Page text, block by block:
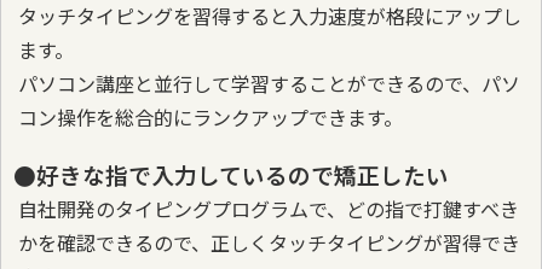
タッチタイピングを習得すると入力速度が格段にアップし
ます。
パソコン講座と並行して学習することができるので、パソ
コン操作を総合的にランクアップできます。
●好きな指で入力しているので矯正したい
自社開発のタイピングプログラムで、どの指で打鍵すべき
かを確認できるので、正しくタッチタイピングが習得でき